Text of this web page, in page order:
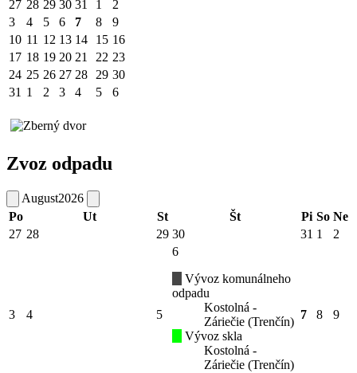
27 28 29 30 31 1
2
3
4 5 6 7 8
9
10 11 12 13 14 15 16
17 18 19 20 21 22 23
24 25 26 27 28 29 30
31 1 2 3 4 5 6
Zvoz odpadu
August2026
Po
Ut St Št Pi So Ne
27 28 29 30 31 1 2
3 4 5
6
Vývoz komunálneho
odpadu
Kostolná -
Záriečie (Trenčín)
Vývoz skla
Kostolná -
Záriečie (Trenčín)
7 8 9